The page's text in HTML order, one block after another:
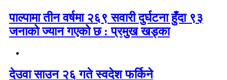
पाल्पामा तीन वर्षमा २६९ सवारी दुर्घटना हुँदा ९३
जनाको ज्यान गएको छ : प्रमुख खड्का
देउवा साउन २६ गते स्वदेश फर्किने